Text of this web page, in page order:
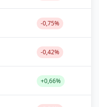
-0,75%
-0,42%
+0,66%